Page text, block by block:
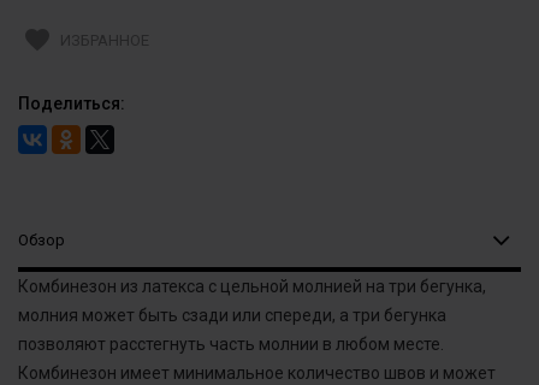
favorite ИЗБРАННОЕ
Поделиться:
Обзор
Комбинезон из латекса с цельной молнией на три бегунка,
молния может быть сзади или спереди, а три бегунка
позволяют расстегнуть часть молнии в любом месте.
Комбинезон имеет минимальное количество швов и может